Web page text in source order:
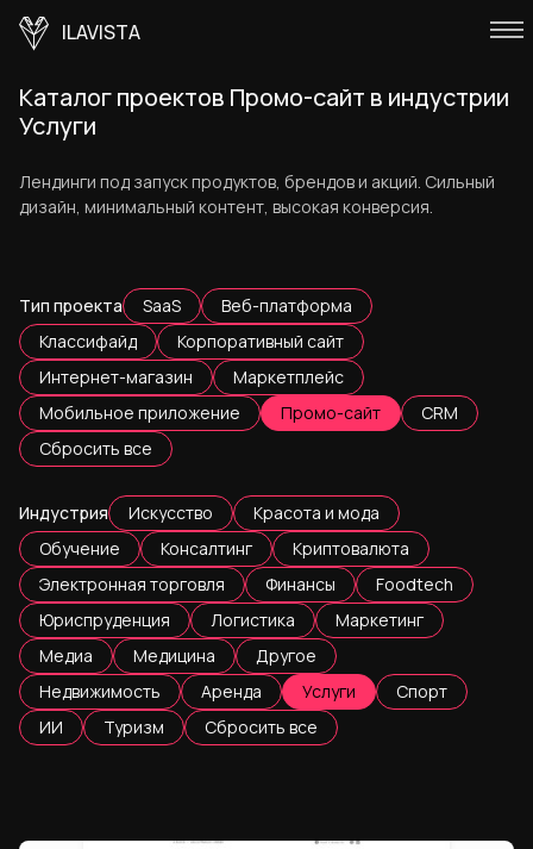
ILAVISTA
Каталог проектов Промо-сайт в индустрии
Услуги
Лендинги под запуск продуктов, брендов и акций. Сильный
дизайн, минимальный контент, высокая конверсия.
Тип проекта SaaS
Веб-платформа
Классифайд
Корпоративный сайт
Интернет-магазин
Маркетплейс
Мобильное приложение
Промо-сайт
CRM
Сбросить все
Индустрия Искусство
Красота и мода
Обучение
Консалтинг
Криптовалюта
Электронная торговля
Финансы
Foodtech
Юриспруденция
Логистика
Маркетинг
Медиа
Медицина
Другое
Недвижимость
Аренда Услуги
Спорт
ИИ
Туризм Сбросить все